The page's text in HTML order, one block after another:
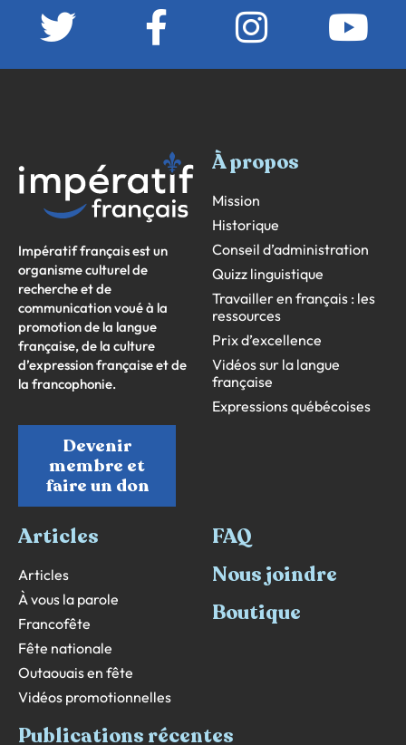
Impératif français est un
organisme culturel de
recherche et de
communication voué à la
promotion de la langue
française, de la culture
d’expression française et de
la francophonie.
Devenir
membre et
faire un don
À propos
Mission
Historique
Conseil d’administration
Quizz linguistique
Travailler en français : les
ressources
Prix d’excellence
Vidéos sur la langue
française
Expressions québécoises
Articles
Articles
À vous la parole
Francofête
Fête nationale
Outaouais en fête
Vidéos promotionnelles
FAQ
Nous joindre
Boutique
Publications récentes